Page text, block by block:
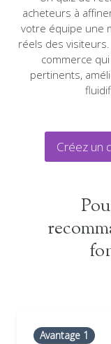
acheteurs à
votre équipe une
réels des
commerce
pertinents,
Créez un
Avantage 1